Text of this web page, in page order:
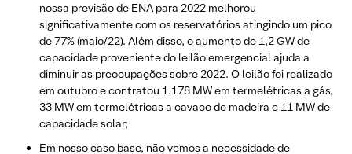
nossa previsão de ENA para 2022 melhorou
significativamente com os reservatórios atingindo um pico
de 77% (maio/22). Além disso, o aumento de 1,2 GW de
capacidade proveniente do leilão emergencial ajuda a
diminuir as preocupações sobre 2022. O leilão foi realizado
em outubro e contratou 1.178 MW em termelétricas a gás,
33 MW em termelétricas a cavaco de madeira e 11 MW de
capacidade solar;
Em nosso caso base, não vemos a necessidade de